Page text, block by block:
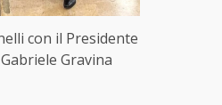
con il Presidente
Gravina